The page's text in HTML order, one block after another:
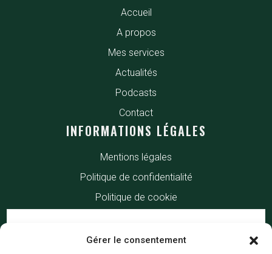
Gérer le consentement
Accueil
A propos
Mes services
Actualités
Podcasts
Contact
INFORMATIONS LÉGALES
Mentions légales
Politique de confidentialité
Politique de cookie